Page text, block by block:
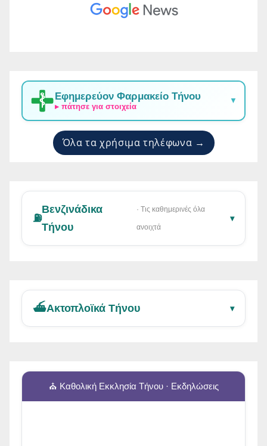
Εφημερεύον Φαρμακείο Τήνου
▸ πάτησε για στοιχεία
▼
Όλα τα χρήσιμα τηλέφωνα →
⛽
Βενζινάδικα
Τήνου
· Τις καθημερινές όλα
ανοιχτά
▾
⛴️Ακτοπλοϊκά Τήνου ▾
⛪ Καθολική Εκκλησία Τήνου · Εκδηλώσεις